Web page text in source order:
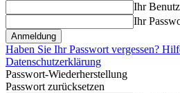
Ihr
Ihr
Haben Sie Ihr Passwort vergessen?
Datenschutzerklärung
Passwort-Wiederherstellung
Passwort zurücksetzen